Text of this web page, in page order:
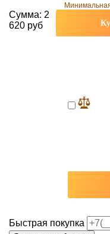
Сумма: 2
620 руб
Быстрая покупка